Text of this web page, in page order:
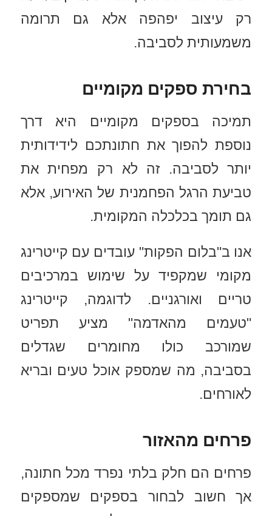
רק עיצוב יפהפה אלא גם תרומה
משמעותית לסביבה.
בחירת ספקים מקומיים
תמיכה בספקים מקומיים היא דרך
נוספת להפוך את חתונתכם לידידותית
יותר לסביבה. זה לא רק מפחית את
טביעת הרגל הפחמנית של האירוע, אלא
גם תומך בכלכלה המקומית.
אנו ב"בלום הפקות" עובדים עם קייטרינג
מקומי שמקפיד על שימוש במרכיבים
טריים ואורגניים. לדוגמה, קייטרינג
"טעמים מהאדמה" מציע תפריט
שמורכב כולו מחומרים שגדלים
בסביבה, מה שמספק אוכל טעים ובריא
לאורחים.
פרחים מהאזור
פרחים הם חלק בלתי נפרד מכל חתונה,
אך חשוב לבחור בספקים שמספקים